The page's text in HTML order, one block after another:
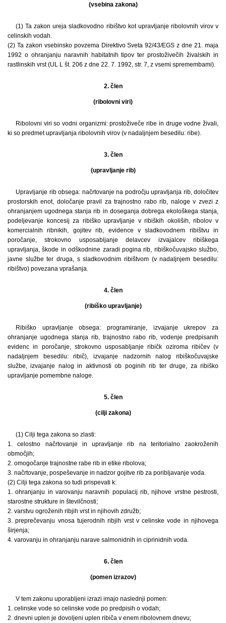
(vsebina zakona)
(1) Ta zakon ureja sladkovodno ribištvo kot upravljanje ribolovnih virov v
celinskih vodah.
(2) Ta zakon vsebinsko povzema Direktivo Sveta 92/43/EGS z dne 21. maja
1992 o ohranjanju naravnih habitatnih tipov ter prostoživečih živalskih in
rastlinskih vrst (UL L št. 206 z dne 22. 7. 1992, str. 7, z vsemi spremembami).
2. člen
(ribolovni viri)
Ribolovni viri so vodni organizmi: prostoživeče ribe in druge vodne živali,
ki so predmet upravljanja ribolovnih virov (v nadaljnjem besedilu: ribe).
3. člen
(upravljanje rib)
Upravljanje rib obsega: načrtovanje na področju upravljanja rib, določitev
prostorskih enot, določanje pravil za trajnostno rabo rib, naloge v zvezi z
ohranjanjem ugodnega stanja rib in doseganja dobrega ekološkega stanja,
podeljevanje koncesij za ribiško upravljanje v ribiških okoliših, ribolov v
komercialnih ribnikih, gojitev rib, evidence v sladkovodnem ribištvu in
poročanje, strokovno usposabljanje delavcev izvajalcev ribiškega
upravljanja, škode in odškodnine zaradi pogina rib, ribiškočuvajsko službo,
javne službe ter druga, s sladkovodnim ribištvom (v nadaljnjem besedilu:
ribištvo) povezana vprašanja.
4. člen
(ribiško upravljanje)
Ribiško upravljanje obsega: programiranje, izvajanje ukrepov za
ohranjanje ugodnega stanja rib, trajnostno rabo rib, vodenje predpisanih
evidenc in poročanje, strokovno usposabljanje ribičk oziroma ribičev (v
nadaljnjem besedilu: ribič), izvajanje nadzornih nalog ribiškočuvajske
službe, izvajanje nalog in aktivnosti ob poginih rib ter druge, za ribiško
upravljanje pomembne naloge.
5. člen
(cilji zakona)
(1) Cilji tega zakona so zlasti:
1. celostno načrtovanje in upravljanje rib na teritorialno zaokroženih
območjih;
2. omogočanje trajnostne rabe rib in etike ribolova;
3. načrtovanje, pospeševanje in nadzor gojitve rib za poribljavanje voda.
(2) Cilji tega zakona so tudi prispevati k:
1. ohranjanju in varovanju naravnih populacij rib, njihove vrstne pestrosti,
starostne strukture in številčnosti;
2. varstvu ogroženih ribjih vrst in njihovih združb;
3. preprečevanju vnosa tujerodnih ribjih vrst v celinske vode in njihovega
širjenja;
4. varovanju in ohranjanju narave salmonidnih in ciprinidnih voda.
6. člen
(pomen izrazov)
V tem zakonu uporabljeni izrazi imajo naslednji pomen:
1. celinske vode so celinske vode po predpisih o vodah;
2. dnevni uplen je dovoljeni uplen ribiča v enem ribolovnem dnevu;